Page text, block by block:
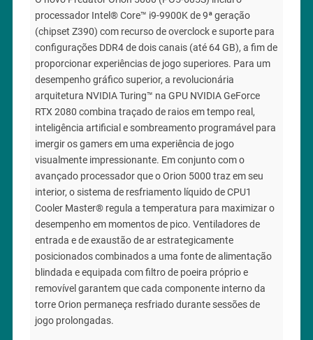
processador Intel® Core™ i9-9900K de 9ª geração
(chipset Z390) com recurso de overclock e suporte para
configurações DDR4 de dois canais (até 64 GB), a fim de
proporcionar experiências de jogo superiores. Para um
desempenho gráfico superior, a revolucionária
arquitetura NVIDIA Turing™ na GPU NVIDIA GeForce
RTX 2080 combina traçado de raios em tempo real,
inteligência artificial e sombreamento programável para
imergir os gamers em uma experiência de jogo
visualmente impressionante. Em conjunto com o
avançado processador que o Orion 5000 traz em seu
interior, o sistema de resfriamento líquido de CPU1
Cooler Master® regula a temperatura para maximizar o
desempenho em momentos de pico. Ventiladores de
entrada e de exaustão de ar estrategicamente
posicionados combinados a uma fonte de alimentação
blindada e equipada com filtro de poeira próprio e
removível garantem que cada componente interno da
torre Orion permaneça resfriado durante sessões de
jogo prolongadas.